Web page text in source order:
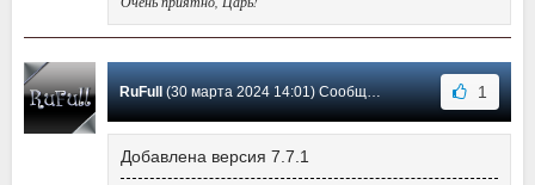
RuFull (30 марта 2024 14:01) Сообщение #6 1
Добавлена версия 7.7.1